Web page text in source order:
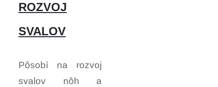
ROZVOJ
SVALOV
Pôsobí na rozvoj
svalov nôh a